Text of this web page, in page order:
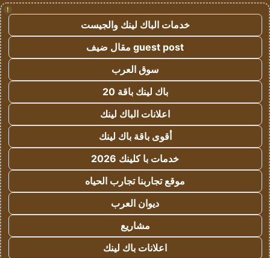
!
خدمات الباك لينك والجيست
guest post مقال ضيف
سوق العرب
باك لينك باقة 20
اعلانات الباك لينك
أقوى باقة باك لينك
خدمات با كلينك 2026
موقع تجاربنا تجارب الحياه
ديوان العرب
مشاريع
اعلانات باك لينك